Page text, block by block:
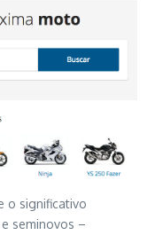
o significativo
seminovos –